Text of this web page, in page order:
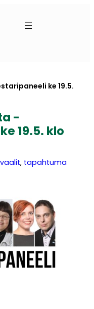
ke 19.5.
-
19.5. klo
, tapahtuma